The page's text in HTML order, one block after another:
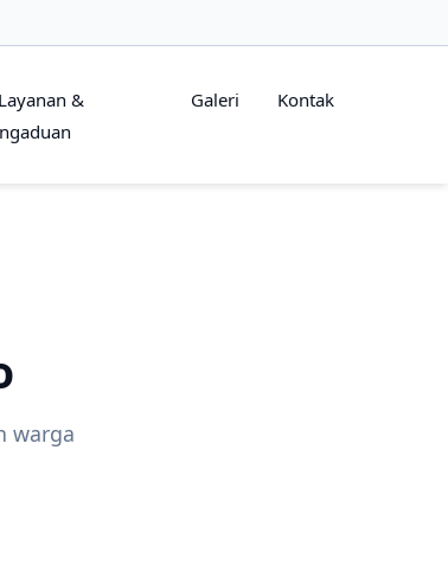
Layanan &
Galeri Kontak
warga